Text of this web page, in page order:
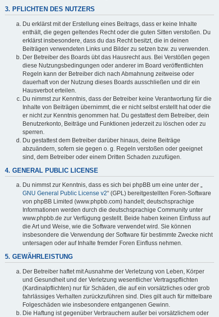
3. PFLICHTEN DES NUTZERS
Du erklärst mit der Erstellung eines Beitrags, dass er keine Inhalte
enthält, die gegen geltendes Recht oder die guten Sitten verstoßen. Du
erklärst insbesondere, dass du das Recht besitzt, die in deinen
Beiträgen verwendeten Links und Bilder zu setzen bzw. zu verwenden.
Der Betreiber des Boards übt das Hausrecht aus. Bei Verstößen gegen
diese Nutzungsbedingungen oder anderer im Board veröffentlichten
Regeln kann der Betreiber dich nach Abmahnung zeitweise oder
dauerhaft von der Nutzung dieses Boards ausschließen und dir ein
Hausverbot erteilen.
Du nimmst zur Kenntnis, dass der Betreiber keine Verantwortung für die
Inhalte von Beiträgen übernimmt, die er nicht selbst erstellt hat oder die
er nicht zur Kenntnis genommen hat. Du gestattest dem Betreiber, dein
Benutzerkonto, Beiträge und Funktionen jederzeit zu löschen oder zu
sperren.
Du gestattest dem Betreiber darüber hinaus, deine Beiträge
abzuändern, sofern sie gegen o. g. Regeln verstoßen oder geeignet
sind, dem Betreiber oder einem Dritten Schaden zuzufügen.
4. GENERAL PUBLIC LICENSE
Du nimmst zur Kenntnis, dass es sich bei phpBB um eine unter der „
GNU General Public License v2“ (GPL) bereitgestellten Foren-Software
von phpBB Limited (www.phpbb.com) handelt; deutschsprachige
Informationen werden durch die deutschsprachige Community unter
www.phpbb.de zur Verfügung gestellt. Beide haben keinen Einfluss auf
die Art und Weise, wie die Software verwendet wird. Sie können
insbesondere die Verwendung der Software für bestimmte Zwecke nicht
untersagen oder auf Inhalte fremder Foren Einfluss nehmen.
5. GEWÄHRLEISTUNG
Der Betreiber haftet mit Ausnahme der Verletzung von Leben, Körper
und Gesundheit und der Verletzung wesentlicher Vertragspflichten
(Kardinalpflichten) nur für Schäden, die auf ein vorsätzliches oder grob
fahrlässiges Verhalten zurückzuführen sind. Dies gilt auch für mittelbare
Folgeschäden wie insbesondere entgangenen Gewinn.
Die Haftung ist gegenüber Verbrauchern außer bei vorsätzlichem oder